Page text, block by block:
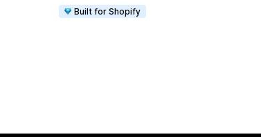
Built for Shopify